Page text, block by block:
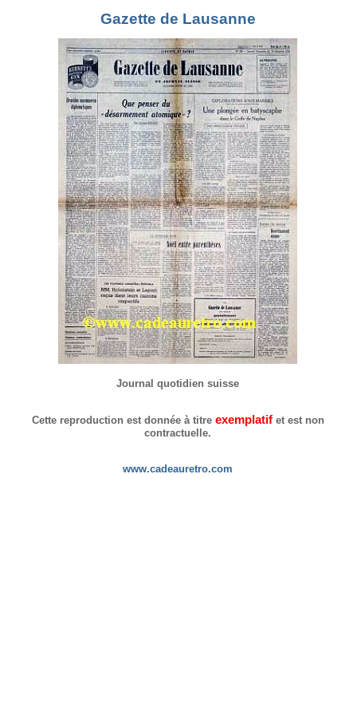
Gazette de Lausanne
Journal quotidien suisse
Cette reproduction est donnée à titre exemplatifet est non
contractuelle.
www.cadeauretro.com